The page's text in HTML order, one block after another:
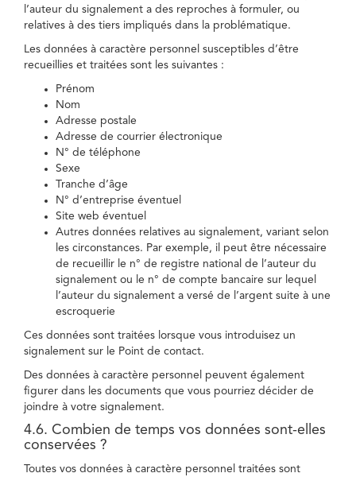
l’auteur du signalement a des reproches à formuler, ou
relatives à des tiers impliqués dans la problématique.
Les données à caractère personnel susceptibles d’être
recueillies et traitées sont les suivantes :
Prénom
Nom
Adresse postale
Adresse de courrier électronique
N° de téléphone
Sexe
Tranche d’âge
N° d’entreprise éventuel
Site web éventuel
Autres données relatives au signalement, variant selon
les circonstances. Par exemple, il peut être nécessaire
de recueillir le n° de registre national de l’auteur du
signalement ou le n° de compte bancaire sur lequel
l’auteur du signalement a versé de l’argent suite à une
escroquerie
Ces données sont traitées lorsque vous introduisez un
signalement sur le Point de contact.
Des données à caractère personnel peuvent également
figurer dans les documents que vous pourriez décider de
joindre à votre signalement.
4.6. Combien de temps vos données sont-elles
conservées ?
Toutes vos données à caractère personnel traitées sont